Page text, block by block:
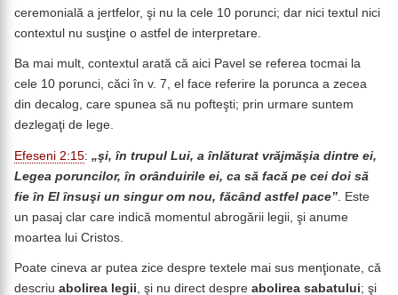
ceremonială a jertfelor, şi nu la cele 10 porunci; dar nici textul nici
contextul nu susţine o astfel de interpretare.
Ba mai mult, contextul arată că aici Pavel se referea tocmai la
cele 10 porunci, căci în v. 7, el face referire la porunca a zecea
din decalog, care spunea să nu pofteşti; prin urmare suntem
dezlegaţi de lege.
Efeseni 2:15: „şi, în trupul Lui, a înlăturat vrăjmăşia dintre ei,
Legea poruncilor, în orânduirile ei, ca să facă pe cei doi să
fie în El însuşi un singur om nou, făcând astfel pace” . Este
un pasaj clar care indică momentul abrogării legii, şi anume
moartea lui Cristos.
Poate cineva ar putea zice despre textele mai sus menţionate, că
descriu abolirea legii, şi nu direct despre abolirea sabatului; şi